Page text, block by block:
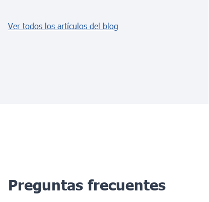
Ver todos los artículos del blog
Preguntas frecuentes